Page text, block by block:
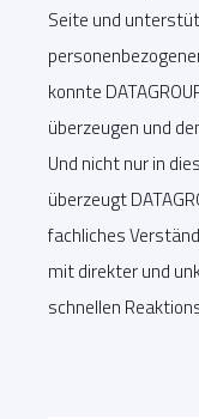
Seite und
konnte
überzeugen und
Und nicht nur in
überzeugt
fachliches
mit direkter und
schnellen